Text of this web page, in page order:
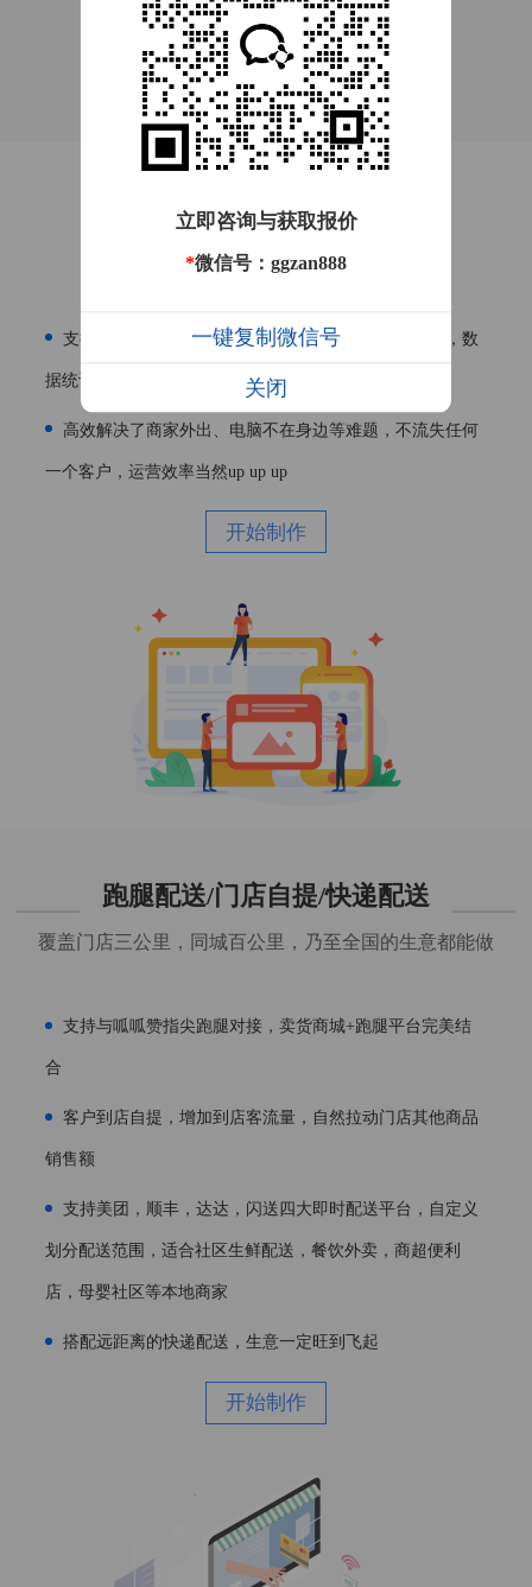
手机端管理商城
让商家随时随地都能做生意
支持商家在手机端管理商品、用户、审核，处理订单，数
据统计，商城基本设置等等
高效解决了商家外出、电脑不在身边等难题，不流失任何
一个客户，运营效率当然up up up
开始制作
跑腿配送/门店自提/快递配送
覆盖门店三公里，同城百公里，乃至全国的生意都能做
支持与呱呱赞指尖跑腿对接，卖货商城+跑腿平台完美结
合
客户到店自提，增加到店客流量，自然拉动门店其他商品
销售额
支持美团，顺丰，达达，闪送四大即时配送平台，自定义
划分配送范围，适合社区生鲜配送，餐饮外卖，商超便利
店，母婴社区等本地商家
搭配远距离的快递配送，生意一定旺到飞起
开始制作
立即咨询与获取报价
*微信号：ggzan888
一键复制微信号
关闭